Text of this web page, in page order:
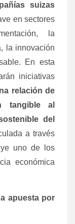
suizas
en sectores
la
la innovación
En esta
iniciativas
relación de
tangible al
del
a través
uno de los
económica
apuesta por